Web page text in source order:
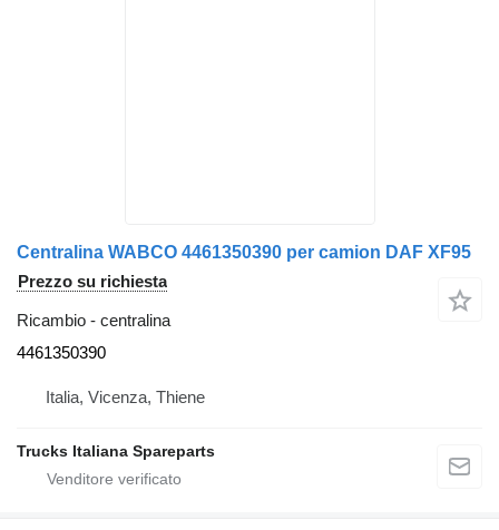
Centralina WABCO 4461350390 per camion DAF XF95
Prezzo su richiesta
Ricambio - centralina
4461350390
Italia, Vicenza, Thiene
Trucks Italiana Spareparts